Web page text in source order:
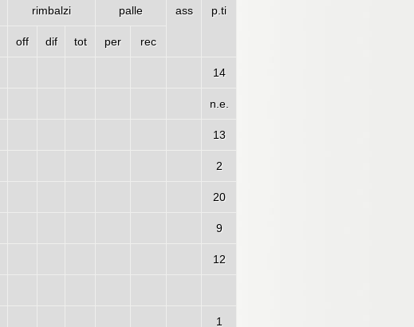
rimbalzi palle ass p.ti
off dif tot per rec
14
n.e.
13
2
20
9
12
1